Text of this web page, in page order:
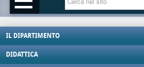
IL DIPARTIMENTO
DIDATTICA